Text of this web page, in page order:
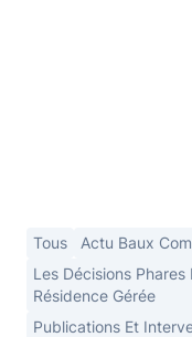
Tous
Actu Baux
Les Décisions
Résidence Gérée
Publications Et